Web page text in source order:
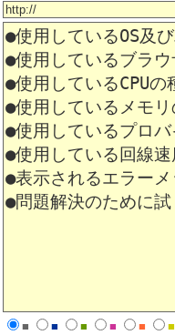
■ ■ ■ ■ ■
■